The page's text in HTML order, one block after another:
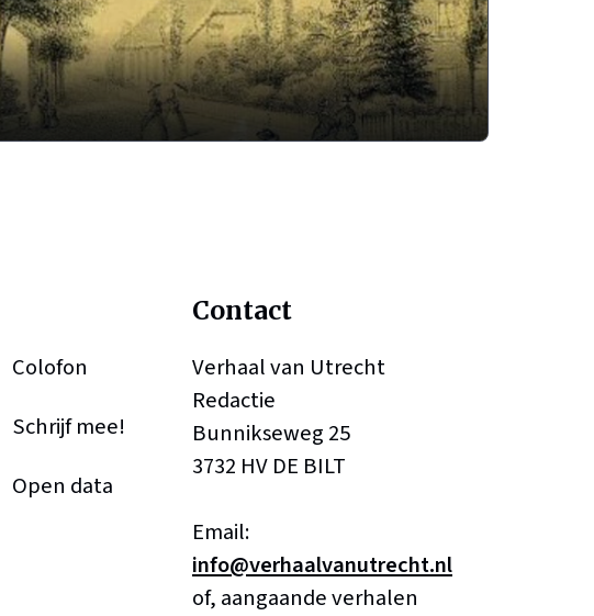
Colofon
Schrijf mee!
Open data
Contact
Verhaal van Utrecht
Redactie
Bunnikseweg 25
3732 HV DE BILT
Email:
info@verhaalvanutrecht.nl
of, aangaande verhalen